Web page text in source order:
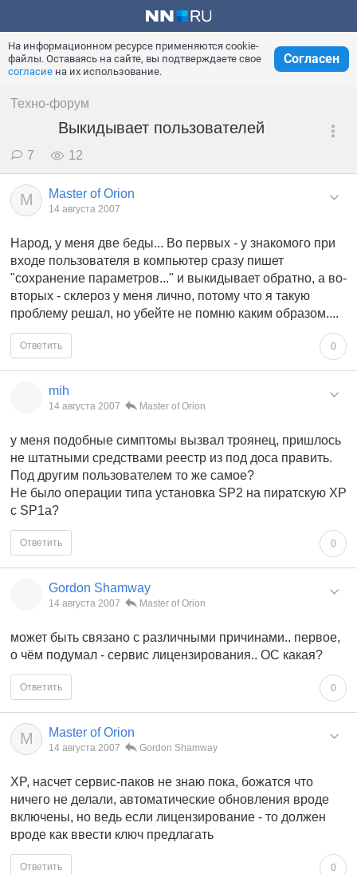
На информационном ресурсе применяются cookie-
файлы. Оставаясь на сайте, вы подтверждаете свое
согласие на их использование.
Согласен
Техно-форум
Выкидывает пользователей
7 12
M Master of Orion
14 августа 2007
Народ, у меня две беды... Во первых - у знакомого при
входе пользователя в компьютер сразу пишет
"сохранение параметров..." и выкидывает обратно, а во-
вторых - склероз у меня лично, потому что я такую
проблему решал, но убейте не помню каким образом....
0
Ответить
mih
14 августа 2007 Master of Orion
у меня подобные симптомы вызвал троянец, пришлось
не штатными средствами реестр из под доса править.
Под другим пользователем то же самое?
Не было операции типа установка SP2 на пиратскую XP
с SP1a?
0
Ответить
Gordon Shamway
14 августа 2007 Master of Orion
может быть связано с различными причинами.. первое,
о чём подумал - сервис лицензирования.. ОС какая?
0
Ответить
M Master of Orion
14 августа 2007 Gordon Shamway
XP, насчет сервис-паков не знаю пока, божатся что
ничего не делали, автоматические обновления вроде
включены, но ведь если лицензирование - то должен
вроде как ввести ключ предлагать
0
Ответить